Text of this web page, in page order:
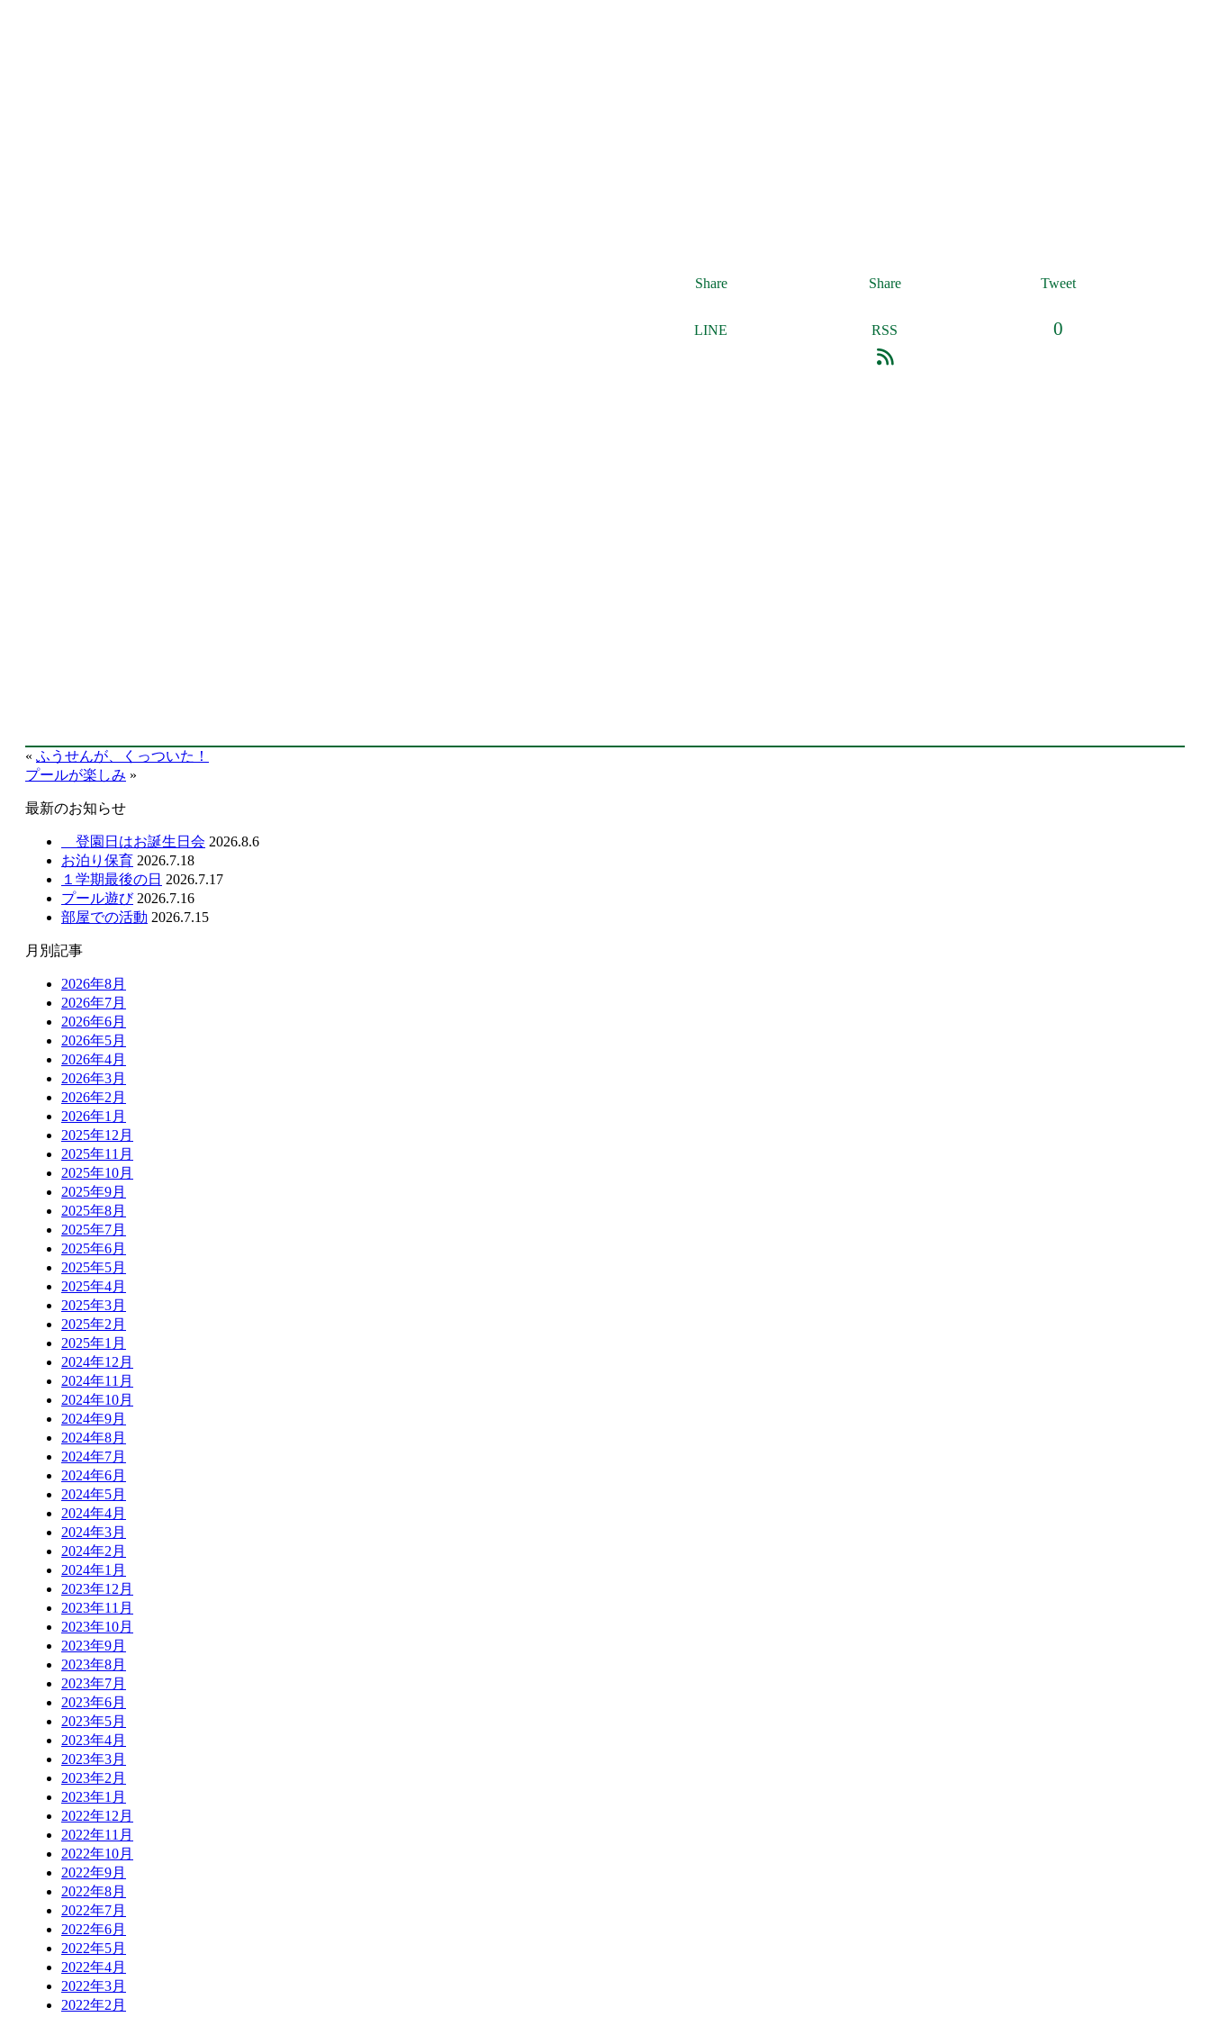
Share Share Tweet
LINE RSS 0
« ふうせんが、くっついた！
プールが楽しみ »
最新のお知らせ
登園日はお誕生日会 2026.8.6
お泊り保育 2026.7.18
１学期最後の日 2026.7.17
プール遊び 2026.7.16
部屋での活動 2026.7.15
月別記事
2026年8月
2026年7月
2026年6月
2026年5月
2026年4月
2026年3月
2026年2月
2026年1月
2025年12月
2025年11月
2025年10月
2025年9月
2025年8月
2025年7月
2025年6月
2025年5月
2025年4月
2025年3月
2025年2月
2025年1月
2024年12月
2024年11月
2024年10月
2024年9月
2024年8月
2024年7月
2024年6月
2024年5月
2024年4月
2024年3月
2024年2月
2024年1月
2023年12月
2023年11月
2023年10月
2023年9月
2023年8月
2023年7月
2023年6月
2023年5月
2023年4月
2023年3月
2023年2月
2023年1月
2022年12月
2022年11月
2022年10月
2022年9月
2022年8月
2022年7月
2022年6月
2022年5月
2022年4月
2022年3月
2022年2月